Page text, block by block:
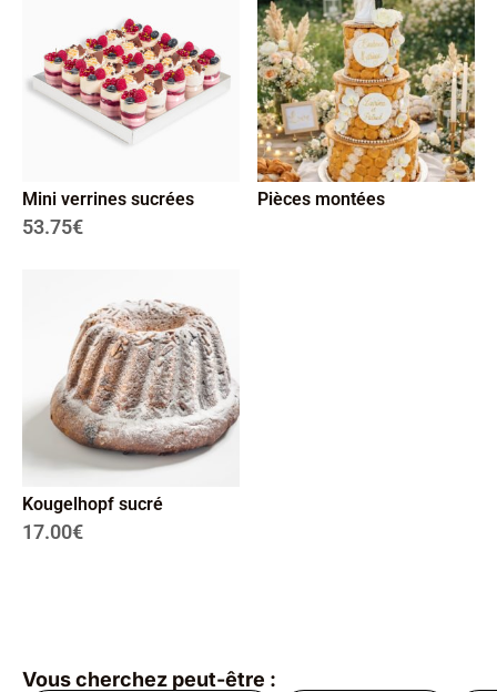
Mini verrines sucrées
53.75€
Pièces montées
Kougelhopf sucré
17.00€
Vous cherchez peut-être :